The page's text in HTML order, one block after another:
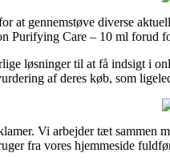
at gennemstøve diverse
Purifying Care – 10 ml forud
løsninger til at få indsigt i
af deres køb, som
Vi arbejder tæt sammen
fra vores hjemmeside